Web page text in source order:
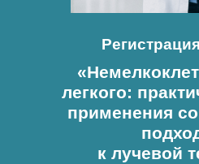
легкого:
применения
к лучевой